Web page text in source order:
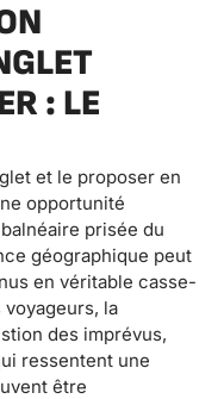
: LE
et le proposer en
opportunité
prisée du
géographique peut
en véritable casse-
la
des imprévus,
ressentent une
être